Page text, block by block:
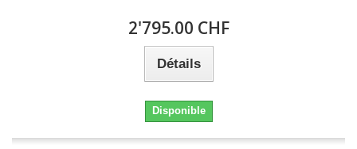
2'795.00 CHF
Détails
Disponible